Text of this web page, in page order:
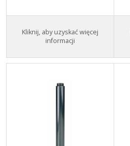
Kliknij, aby uzyskać więcej
informacji